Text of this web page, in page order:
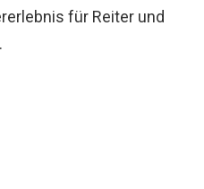
für Reiter und